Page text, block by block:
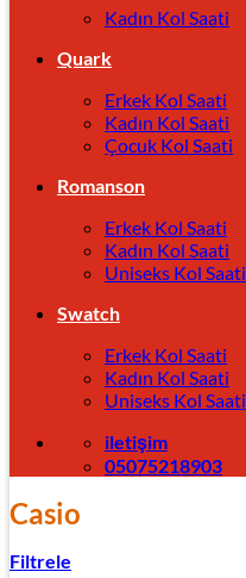
Kadın Kol Saati
Quark
Erkek Kol Saati
Kadın Kol Saati
Çocuk Kol Saati
Romanson
Erkek Kol Saati
Kadın Kol Saati
Uniseks Kol Saati
Swatch
Erkek Kol Saati
Kadın Kol Saati
Uniseks Kol Saati
iletişim
05075218903
Casio
Filtrele